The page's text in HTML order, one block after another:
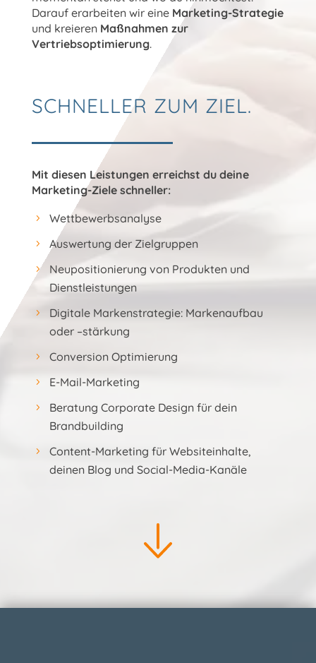
Darauf erarbeiten wir eine Marketing-Strategie
und kreieren Maßnahmen zur
Vertriebsoptimierung.
SCHNELLER ZUM ZIEL.
Mit diesen Leistungen erreichst du deine
Marketing-Ziele schneller:
Wettbewerbsanalyse
Auswertung der Zielgruppen
Neupositionierung von Produkten und
Dienstleistungen
Digitale Markenstrategie: Markenaufbau
oder –stärkung
Conversion Optimierung
E-Mail-Marketing
Beratung Corporate Design für dein
Brandbuilding
Content-Marketing für Websiteinhalte,
deinen Blog und Social-Media-Kanäle